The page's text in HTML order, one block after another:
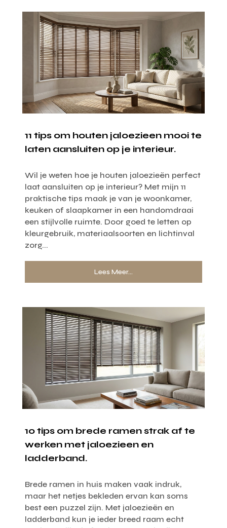
11 tips om houten jaloezieen mooi te
laten aansluiten op je interieur.
Wil je weten hoe je houten jaloezieën perfect
laat aansluiten op je interieur? Met mijn 11
praktische tips maak je van je woonkamer,
keuken of slaapkamer in een handomdraai
een stijlvolle ruimte. Door goed te letten op
kleurgebruik, materiaalsoorten en lichtinval
zorg...
Lees Meer...
10 tips om brede ramen strak af te
werken met jaloezieen en
ladderband.
Brede ramen in huis maken vaak indruk,
maar het netjes bekleden ervan kan soms
best een puzzel zijn. Met jaloezieën en
ladderband kun je ieder breed raam echt